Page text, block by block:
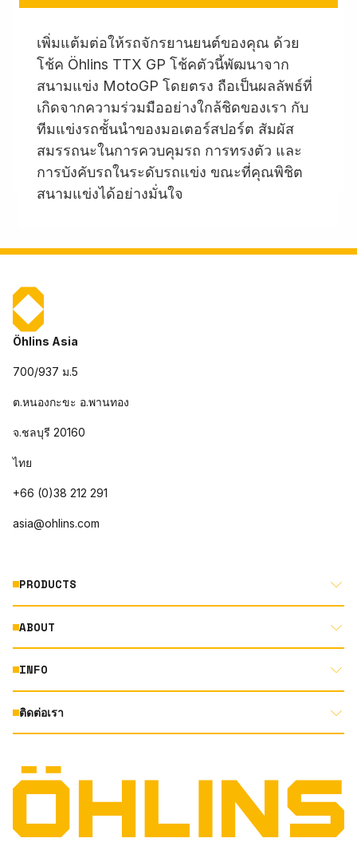
เพิ่มแต้มต่อให้รถจักรยานยนต์ของคุณ ด้วย
โช้ค Öhlins TTX GP โช้คตัวนี้พัฒนาจาก
สนามแข่ง MotoGP โดยตรง ถือเป็นผลลัพธ์ที่
เกิดจากความร่วมมืออย่างใกล้ชิดของเรา กับ
ทีมแข่งรถชั้นนำของมอเตอร์สปอร์ต สัมผัส
สมรรถนะในการควบคุมรถ การทรงตัว และ
การบังคับรถในระดับรถแข่ง ขณะที่คุณพิชิต
สนามแข่งได้อย่างมั่นใจ
Öhlins Asia
700/937 ม.5
ต.หนองกะขะ อ.พานทอง
จ.ชลบุรี 20160
ไทย
+66 (0)38 212 291
asia@ohlins.com
PRODUCTS
MOTORCYCLE
AUTOMOTIVE
ABOUT
ABOUT US
RACING
TERMS AND CONDITIONS
PRIVACY STATEMENT
INFO
DOCUMENT LIBRARY
TECHNOLOGY
ORIGINAL EQUIPMENT
ติดต่อเรา
INSTAGRAM
FACEBOOK